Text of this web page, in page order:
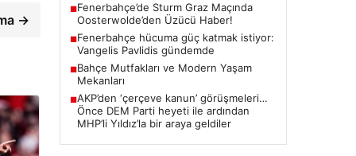
→
■Fenerbahçe’de Sturm Graz Maçında
Oosterwolde’den Üzücü Haber!
■Fenerbahçe hücuma güç katmak istiyor:
Vangelis Pavlidis gündemde
■Bahçe Mutfakları ve Modern Yaşam
Mekanları
■AKP’den ‘çerçeve kanun’ görüşmeleri…
Önce DEM Parti heyeti ile ardından
MHP’li Yıldız’la bir araya geldiler